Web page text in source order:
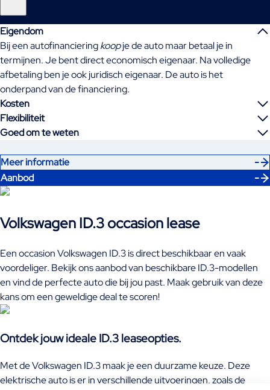
Eigendom
Bij een autofinancieringkoopje de auto maar betaal je in
termijnen. Je bent direct economisch eigenaar. Na volledige
afbetaling ben je ook juridisch eigenaar. De auto is het
onderpand van de financiering.
Kosten
Flexibiliteit
Goed om te weten
Meer informatie
Aanbod
Volkswagen ID.3 occasion lease
Een occasion Volkswagen ID.3 is direct beschikbaar en vaak
voordeliger. Bekijk ons aanbod van beschikbare ID.3-modellen
en vind de perfecte auto die bij jou past. Maak gebruik van deze
kans om een geweldige deal te scoren!
Ontdek jouw ideale ID.3 leaseopties.
Met de Volkswagen ID.3 maak je een duurzame keuze. Deze
elektrische auto is er in verschillende uitvoeringen, zoals de